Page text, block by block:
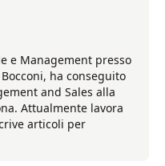
e Management presso
ha conseguito
and Sales alla
Attualmente lavora
articoli per